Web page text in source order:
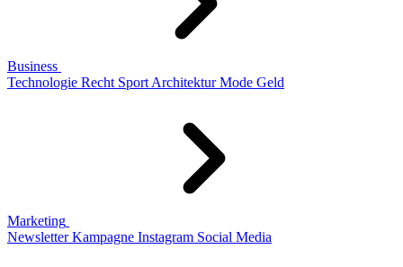
Business
Technologie Recht Sport Architektur Mode Geld
Marketing
Newsletter Kampagne Instagram Social Media